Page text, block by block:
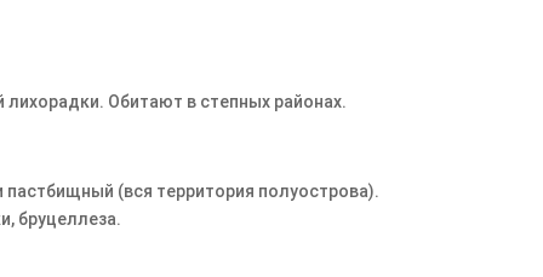
Обитают в степных районах.
(вся территория полуострова).
бруцеллеза.